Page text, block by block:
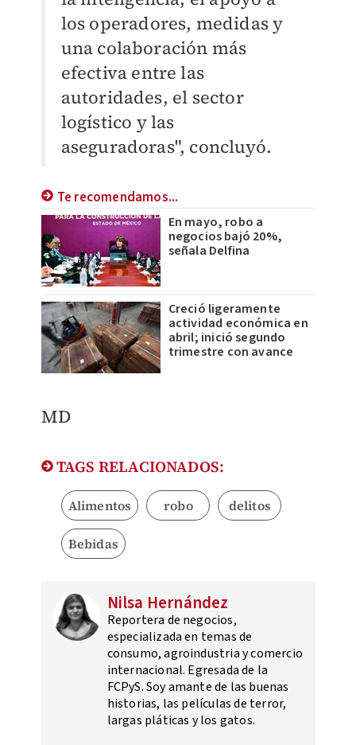
los operadores, medidas y
una colaboración más
efectiva entre las
autoridades, el sector
logístico y las
aseguradoras", concluyó.
Te recomendamos...
En mayo, robo a
negocios bajó 20%,
señala Delfina
Creció ligeramente
actividad económica en
abril; inició segundo
trimestre con avance
​MD
TAGS RELACIONADOS:
Alimentos robo delitos
Bebidas
Nilsa Hernández
Reportera de negocios,
especializada en temas de
consumo, agroindustria y comercio
internacional. Egresada de la
FCPyS. Soy amante de las buenas
historias, las películas de terror,
largas pláticas y los gatos.